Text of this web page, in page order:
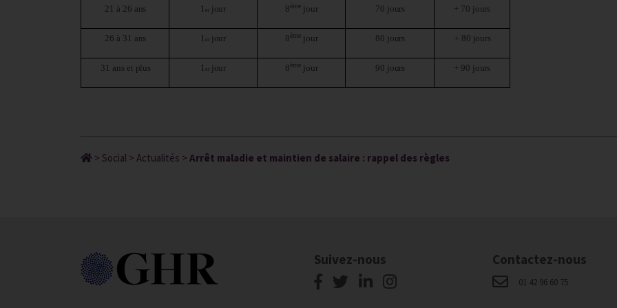
21 à 26 ans 1er jour 8ème jour 70 jours + 70 jours
26 à 31 ans 1er jour 8ème jour 80 jours + 80 jours
31 ans et plus 1er jour 8ème jour 90 jours + 90 jours
> Social > Actualités > Arrêt maladie et maintien de salaire : rappel des règles
Suivez-nous Contactez-nous
01 42 96 60 75